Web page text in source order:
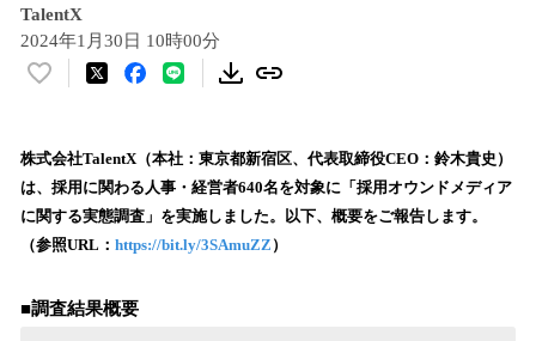
TalentX
2024年1月30日 10時00分
い
！
数
を
読
み
株式会社TalentX（本社：東京都新宿区、代表取締役CEO：鈴木貴史）
は、採用に関わる人事・経営者640名を対象に「採用オウンドメディア
に関する実態調査」を実施しました。以下、概要をご報告します。
（参照URL： https://bit.ly/3SAmuZZ ）
■調査結果概要